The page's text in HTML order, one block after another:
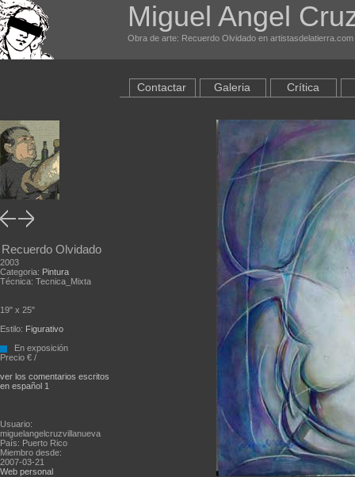
Miguel Angel
Obra de arte: Recuerdo Olvidado en artistasdelatierra.com
Recuerdo Olvidado
2003
Categoria: Pintura
Técnica: Tecnica_Mixta
19" x 25"
Estilo: Figurativo
En exposición
Precio € /
ver los comentarios escritos
en español 1
Usuario:
miguelangelcruzvillanueva
País: Puerto Rico
Miembro desde:
2007-03-21
Web personal
Contactar Galeria Crítica